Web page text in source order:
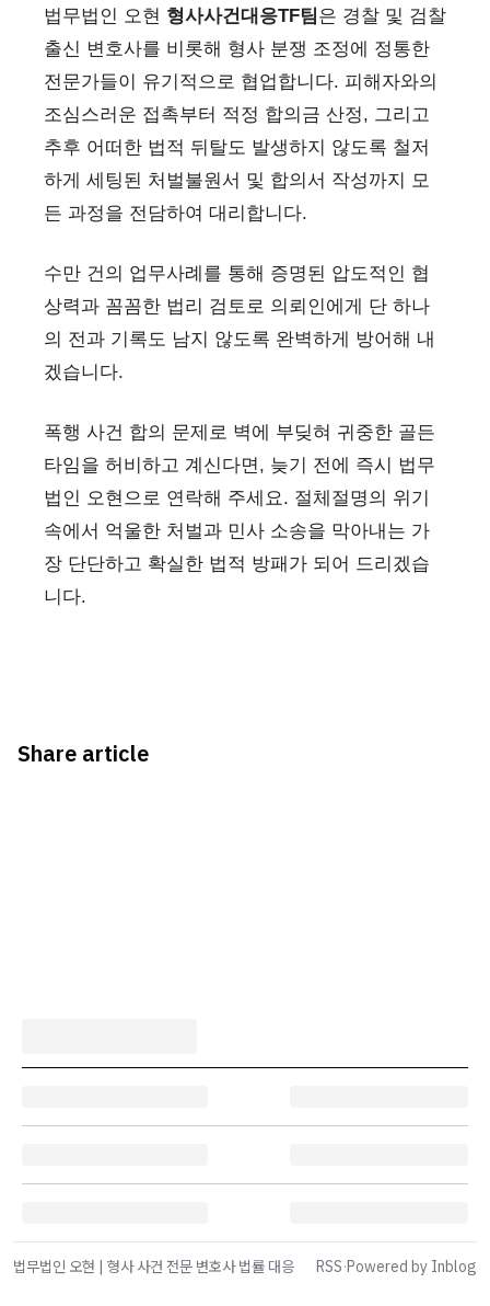
법무법인 오현 형사사건대응TF팀은 경찰 및 검찰
출신 변호사를 비롯해 형사 분쟁 조정에 정통한
전문가들이 유기적으로 협업합니다. 피해자와의
조심스러운 접촉부터 적정 합의금 산정, 그리고
추후 어떠한 법적 뒤탈도 발생하지 않도록 철저
하게 세팅된 처벌불원서 및 합의서 작성까지 모
든 과정을 전담하여 대리합니다.
수만 건의 업무사례를 통해 증명된 압도적인 협
상력과 꼼꼼한 법리 검토로 의뢰인에게 단 하나
의 전과 기록도 남지 않도록 완벽하게 방어해 내
겠습니다.
폭행 사건 합의 문제로 벽에 부딪혀 귀중한 골든
타임을 허비하고 계신다면, 늦기 전에 즉시 법무
법인 오현으로 연락해 주세요. 절체절명의 위기
속에서 억울한 처벌과 민사 소송을 막아내는 가
장 단단하고 확실한 법적 방패가 되어 드리겠습
니다.
Share article
법무법인 오현 | 형사 사건 전문 변호사 법률 대응 RSS·Powered by Inblog